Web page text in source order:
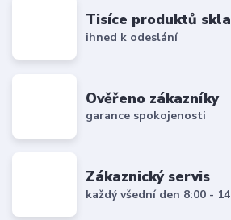
Tisíce produktů
ihned k odeslání
Ověřeno zákazníky
garance spokojenosti
Zákaznický servis
každý všední den 8:00 -